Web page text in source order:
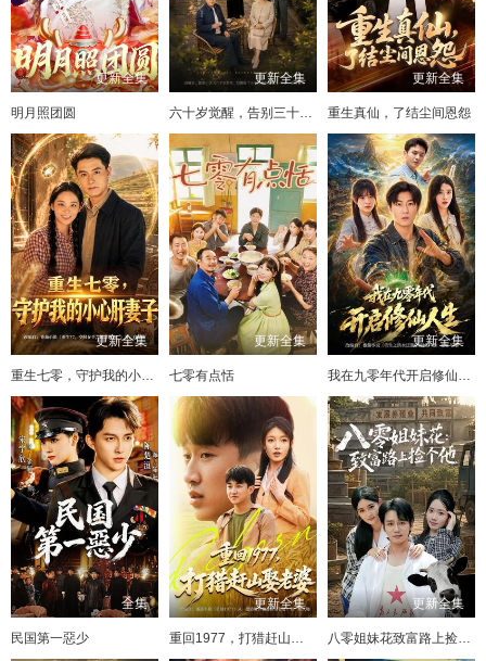
更新全集
明月照团圆
更新全集
六十岁觉醒，告别三十九载烂婚姻
更新全集
重生真仙，了结尘间恩怨
更新全集
重生七零，守护我的小心肝妻子
更新全集
七零有点恬
更新全集
我在九零年代开启修仙人生
全集
民国第一惡少
更新全集
重回1977，打猎赶山娶老婆
更新全集
八零姐妹花致富路上捡个他